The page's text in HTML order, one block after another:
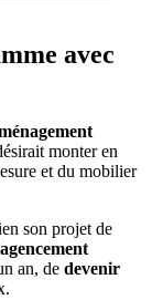
avec
monter en
et du mobilier
son projet de
an, de devenir